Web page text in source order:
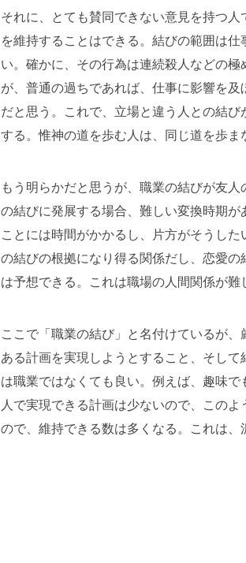
それに、とても賛同できない意見を持つ
を維持することはできる。結びの範囲は
い。確かに、その行為は連続殺人などの
が、普通の過ちであれば、仕事に影響を
だと思う。これで、立場と違う人との結
する。惟神の道を歩む人は、同じ道を歩ま
もう明らかだと思うが、職業の結びが友
の結びに発展する場合、難しい変換時期
ことには時間がかかるし、片方がそうし
の結びの根拠になり得る関係だし、恋愛
は予想できる。これは職場の人間関係が難
ここで「職業の結び」と名付けているが
ある計画を実現しようとすること、そし
は職業ではなくても良い。例えば、趣味
人で実現できる計画は少ないので、この
ので、維持できる数は多くなる。これは、